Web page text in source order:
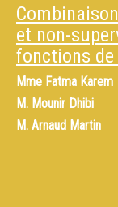
et non-
fonctions de
Mme Fatma Karem
M. Mounir Dhibi
M. Arnaud Martin